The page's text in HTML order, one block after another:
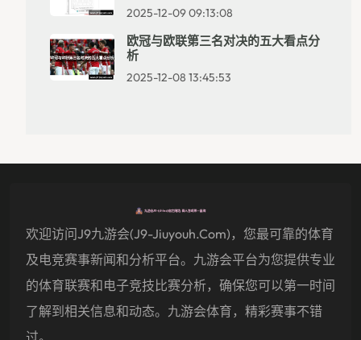
2025-12-09 09:13:08
欧冠与欧联第三名对决的五大看点分
析
2025-12-08 13:45:53
欢迎访问j9九游会(j9-Jiuyouh.com)，您最可靠的体育
及电竞赛事新闻和分析平台。九游会平台为您提供专业
的体育联赛和电子竞技比赛分析，确保您可以第一时间
了解到相关信息和动态。九游会体育，精彩赛事不错